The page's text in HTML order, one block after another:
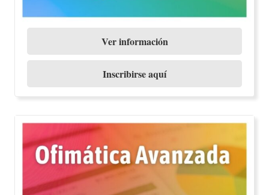
Ver información
Inscribirse aquí